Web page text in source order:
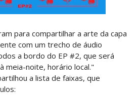
para compartilhar a arte da capa
com um trecho de áudio
a bordo do EP #2, que será
meia-noite, horário local."
a lista de faixas, que